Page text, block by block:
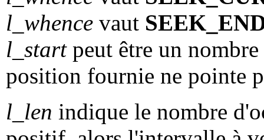
l_whence vaut
l_startpeut être un
position fournie ne pointe
l_len indique le nombre